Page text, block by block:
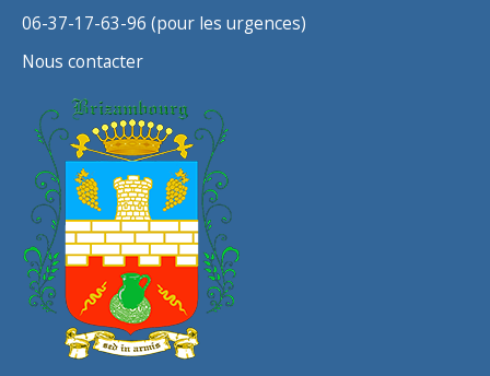
06-37-17-63-96 (pour les urgences)
Nous contacter